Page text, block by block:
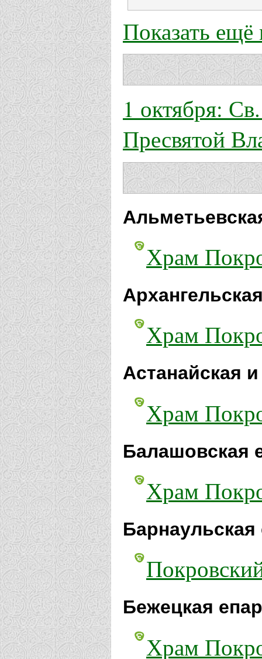
Показать
1 октября:
Пресвятой
Храм
Храм
Астанайская
Храм
Балашовская
Храм
Бежецкая
Храм